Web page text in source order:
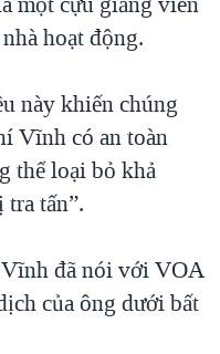
hoạt động.
này khiến chúng
Vĩnh có an toàn
thể loại bỏ khả
tấn”.
đã nói với VOA
của ông dưới bất